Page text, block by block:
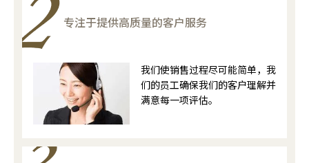
专注于提供高质量的客户服务
我们使销售过程尽可能简单，我
们的员工确保我们的客户理解并
满意每一项评估。